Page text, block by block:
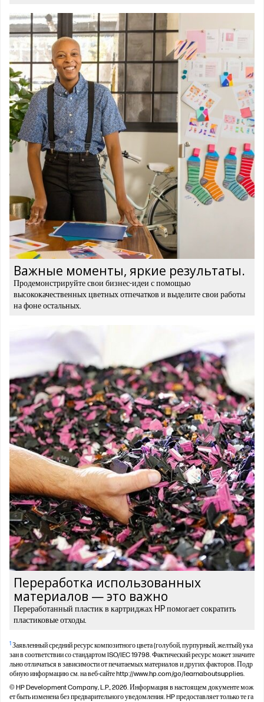
Важные моменты, яркие результаты.
Продемонстрируйте свои бизнес-идеи с помощью
высококачественных цветных отпечатков и выделите свои работы
на фоне остальных.
Переработка использованных
материалов — это важно
Переработанный пластик в картриджах HP помогает сократить
пластиковые отходы.
1 Заявленный средний ресурс композитного цвета (голубой, пурпурный, желтый) ука
зан в соответствии со стандартом ISO/IEC 19798. Фактический ресурс может значите
льно отличаться в зависимости от печатаемых материалов и других факторов. Подр
обную информацию см. на веб-сайте http://www.hp.com/go/learnaboutsupplies.
© HP Development Company, L.P., 2026. Информация в настоящем документе мож
ет быть изменена без предварительного уведомления. HP предоставляет только те га